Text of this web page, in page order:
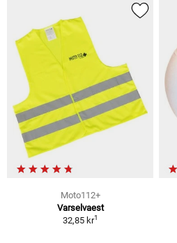
Moto112+
Varselvaest
32,85 kr1